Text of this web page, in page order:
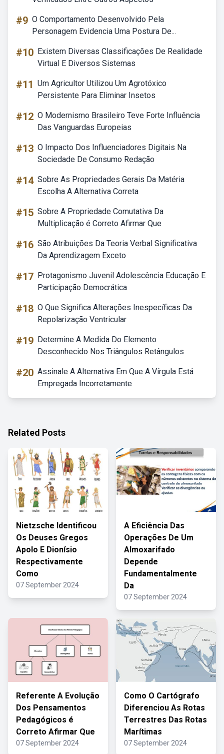
#9 O Comportamento Desenvolvido Pela
Personagem Evidencia Uma Postura De...
#10 Existem Diversas Classificações De Realidade
Virtual E Diversos Sistemas
#11 Um Agricultor Utilizou Um Agrotóxico
Persistente Para Eliminar Insetos
#12 O Modernismo Brasileiro Teve Forte Influência
Das Vanguardas Europeias
#13 O Impacto Dos Influenciadores Digitais Na
Sociedade De Consumo Redação
#14 Sobre As Propriedades Gerais Da Matéria
Escolha A Alternativa Correta
#15 Sobre A Propriedade Comutativa Da
Multiplicação é Correto Afirmar Que
#16 São Atribuições Da Teoria Verbal Significativa
Da Aprendizagem Exceto
#17 Protagonismo Juvenil Adolescência Educação E
Participação Democrática
#18 O Que Significa Alterações Inespecíficas Da
Repolarização Ventricular
#19 Determine A Medida Do Elemento
Desconhecido Nos Triângulos Retângulos
#20 Assinale A Alternativa Em Que A Vírgula Está
Empregada Incorretamente
Related Posts
Nietzsche Identificou
Os Deuses Gregos
Apolo E Dionísio
Respectivamente
Como
07 September 2024
A Eficiência Das
Operações De Um
Almoxarifado
Depende
Fundamentalmente
Da
07 September 2024
Referente A Evolução
Dos Pensamentos
Pedagógicos é
Correto Afirmar Que
07 September 2024
Como O Cartógrafo
Diferenciou As Rotas
Terrestres Das Rotas
Marítimas
07 September 2024